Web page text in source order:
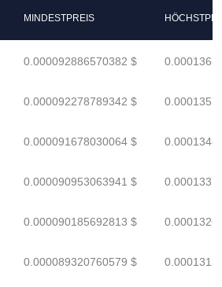
MINDESTPREIS
0.000092886570382 $
0.000092278789342 $
0.000091678030064 $
0.000090953063941 $
0.000090185692813 $
0.000089320760579 $